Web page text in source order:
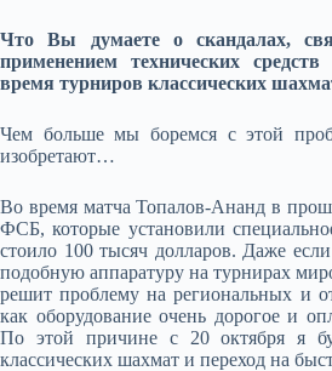
Что Вы думаете о скандалах,
применением технических
время турниров классических
Чем больше мы боремся с этой
изобретают…
Во время матча Топалов-Ананд в
ФСБ, которые установили
стоило 100 тысяч долларов. Даже
подобную аппаратуру на турнирах
решит проблему на региональных и
как оборудование очень дорогое и
По этой причине с 20 октября я
классических шахмат и переход на